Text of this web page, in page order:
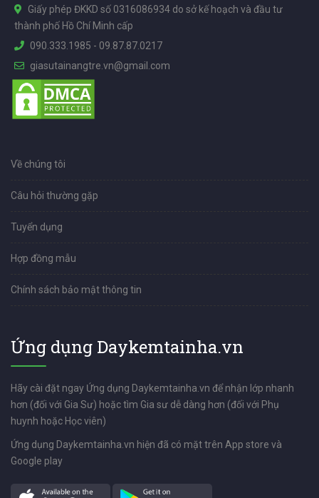
Giấy phép ĐKKD số 0316086934 do sở kế hoạch và đầu tư
thành phố Hồ Chí Minh cấp
090.333.1985 - 09.87.87.0217
giasutainangtre.vn@gmail.com
Về chúng tôi
Câu hỏi thường gặp
Tuyển dụng
Hợp đồng mẫu
Chính sách bảo mật thông tin
Ứng dụng Daykemtainha.vn
Hãy cài đặt ngay Ứng dụng Daykemtainha.vn để nhận lớp nhanh
hơn (đối với Gia Sư) hoặc tìm Gia sư dễ dàng hơn (đối với Phụ
huynh hoặc Học viên)
Ứng dụng Daykemtainha.vn hiện đã có mặt trên App store và
Google play